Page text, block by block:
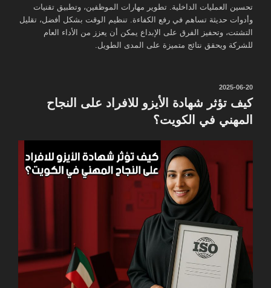
تحسين العمليات الداخلية. تطوير مهارات الموظفين، وتطبيق تقنيات
وأدوات حديثة تساهم في رفع الكفاءة. تنظيم الوقت بشكل أفضل، تقليل
التشتت، وتحفيز الفرق على الإبداع يمكن أن يعزز من الأداء العام
للشركة ويحقق نتائج متميزة على المدى الطويل.
نُشر
في
2025-06-20
كيف تؤثر شهادة الأيزو للافراد على النجاح
المهني في الكويت؟